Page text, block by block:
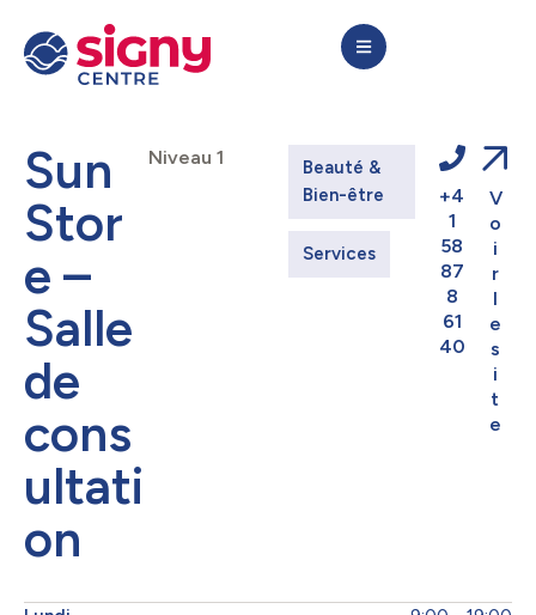
Sun
Stor
e –
Salle
de
cons
ultati
on
Niveau 1
Beauté &
Bien-être
Services
+4
1
58
87
8
61
40
V
o
i
r
l
e
s
i
t
e